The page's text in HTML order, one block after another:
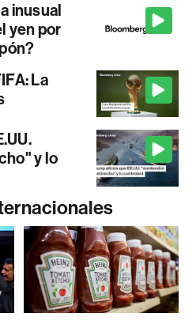
inusual
yen por
La
y lo